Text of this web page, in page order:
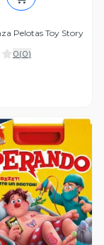
Pelotas Toy Story
0(0)